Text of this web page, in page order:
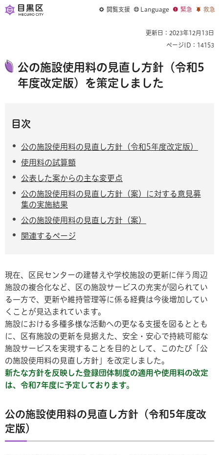
閲覧支援 Language 緊急 救急
更新日：2023年12月13日
ページID：14153
公の施設使用料の見直し方針（令和5
年度改定版）を策定しました
目次
公の施設使用料の見直し方針（令和5年度改定版）
使用料の試算額
公表した案からの主な変更点
公の施設使用料の見直し方針（案）に対する意見募
集の実施結果
公の施設使用料の見直し方針（案）
関連するページ
現在、区民センターの建替えや学校施設の更新に伴う周辺
施設の複合化など、区の施設サービスの充実が図られてい
る一方で、更新や維持管理等に係る経費は今後増加してい
くことが見込まれています。
施設における多種多様な活動への更なる支援を図るととも
に、区有施設の更新を見据えた、安全・安心で持続可能な
施設サービスを実現することを目的として、このたび「公
の施設使用料の見直し方針」を改定しました。
新たな方針を反映した登録団体制度の適用や使用料の改定
は、令和7年度に予定しております。
公の施設使用料の見直し方針（令和5年度改
定版）